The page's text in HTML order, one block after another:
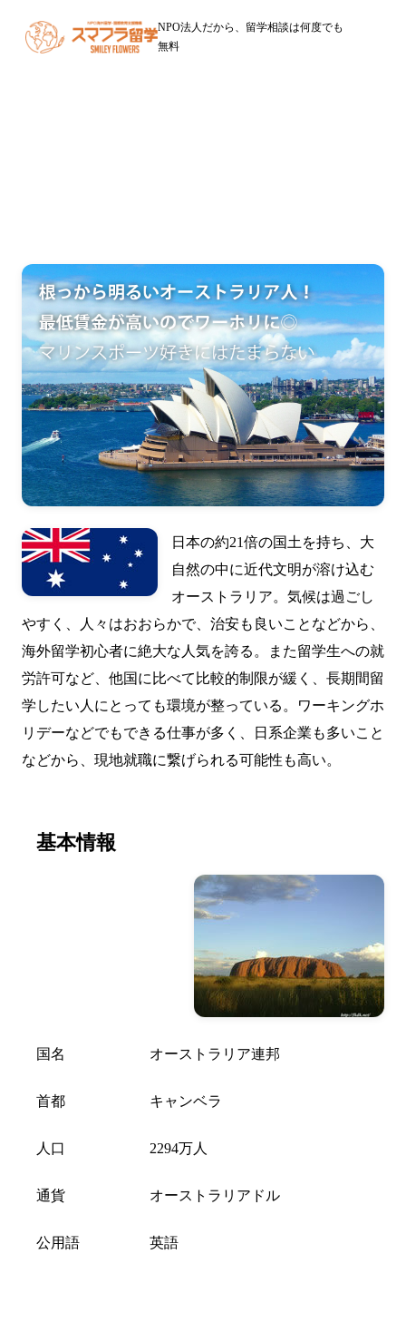
NPO法人だから、留学相談は何度でも
無料
日本の約21倍の国土を持ち、大
自然の中に近代文明が溶け込む
オーストラリア。気候は過ごし
やすく、人々はおおらかで、治安も良いことなどから、
海外留学初心者に絶大な人気を誇る。また留学生への就
労許可など、他国に比べて比較的制限が緩く、長期間留
学したい人にとっても環境が整っている。ワーキングホ
リデーなどでもできる仕事が多く、日系企業も多いこと
などから、現地就職に繋げられる可能性も高い。
基本情報
国名 オーストラリア連邦
首都 キャンベラ
人口 2294万人
通貨 オーストラリアドル
公用語 英語